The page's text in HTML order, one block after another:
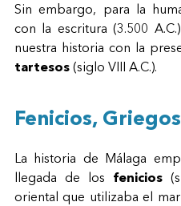
Sin embargo, para la
con la escritura (3.500
nuestra historia con la
tartesos(siglo VIII A.C.).
Fenicios,
La historia de Málaga
llegada de los fenicios
oriental que utilizaba el